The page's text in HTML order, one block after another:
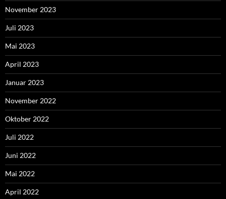
November 2023
Juli 2023
Mai 2023
April 2023
Januar 2023
November 2022
Oktober 2022
Juli 2022
Juni 2022
Mai 2022
April 2022